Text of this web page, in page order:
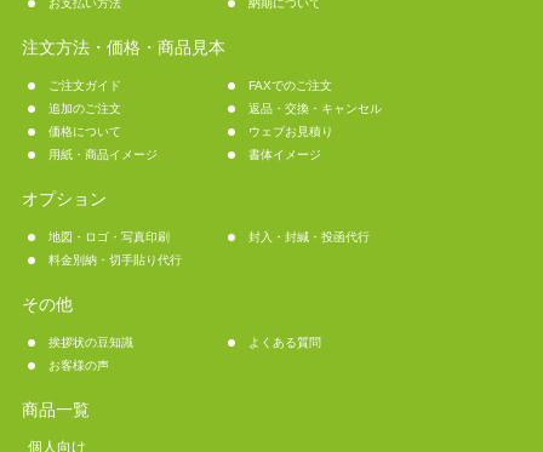
注文方法・価格・商品見本
ご注文ガイド
FAXでのご注文
追加のご注文
返品・交換・キャンセル
価格について
ウェブお見積り
用紙・商品イメージ
書体イメージ
オプション
地図・ロゴ・写真印刷
封入・封緘・投函代行
料金別納・切手貼り代行
その他
挨拶状の豆知識
よくある質問
お客様の声
商品一覧
個人向け